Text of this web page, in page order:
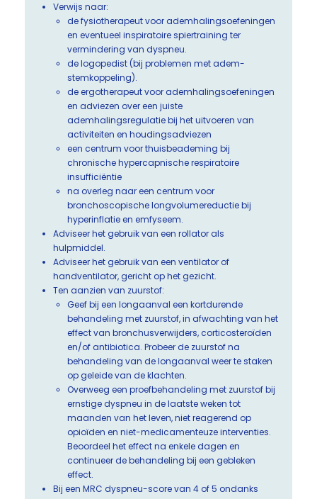
Verwijs naar:
de fysiotherapeut voor ademhalingsoefeningen
en eventueel inspiratoire spiertraining ter
vermindering van dyspneu.
de logopedist (bij problemen met adem-
stemkoppeling).
de ergotherapeut voor ademhalingsoefeningen
en adviezen over een juiste
ademhalingsregulatie bij het uitvoeren van
activiteiten en houdingsadviezen
een centrum voor thuisbeademing bij
chronische hypercapnische respiratoire
insufficiëntie
na overleg naar een centrum voor
bronchoscopische longvolumereductie bij
hyperinflatie en emfyseem.
Adviseer het gebruik van een rollator als
hulpmiddel.
Adviseer het gebruik van een ventilator of
handventilator, gericht op het gezicht.
Ten aanzien van zuurstof:
Geef bij een longaanval een kortdurende
behandeling met zuurstof, in afwachting van het
effect van bronchusverwijders, corticosteroïden
en/of antibiotica. Probeer de zuurstof na
behandeling van de longaanval weer te staken
op geleide van de klachten.
Overweeg een proefbehandeling met zuurstof bij
ernstige dyspneu in de laatste weken tot
maanden van het leven, niet reagerend op
opioïden en niet-medicamenteuze interventies.
Beoordeel het effect na enkele dagen en
continueer de behandeling bij een gebleken
effect.
Bij een MRC dyspneu-score van 4 of 5 ondanks